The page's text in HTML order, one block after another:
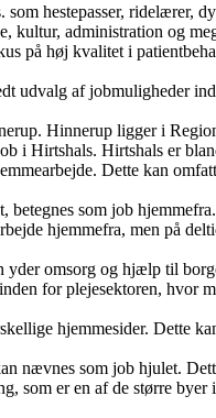
hestepasser, ridelærer,
administration og
på høj kvalitet i
udvalg af jobmuligheder
Hinnerup ligger i
i Hirtshals. Hirtshals er
Dette kan
som job
hjemmefra, men på
omsorg og hjælp til
for plejesektoren, hvor
hjemmesider. Dette
nævnes som job hjulet.
er en af de større